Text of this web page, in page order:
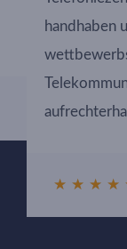
handhaben
★ ★ ★ ★